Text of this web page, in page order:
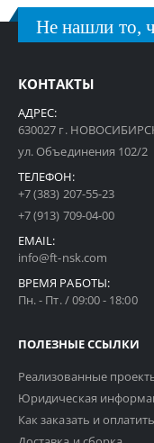
Не нашли то,
КОНТАКТЫ
АДРЕС:
630027 г.
ул. Объединения 102/2
ТЕЛЕФОН:
+7 (383) 207-55-23
+7 (913) 709-04-00
EMAIL:
info@ft-nsk.com
ВРЕМЯ РАБОТЫ:
Пн. - Пт. / 09:00 - 18:00
ПОЛЕЗНЫЕ ССЫЛКИ
Реализованные
Юридическая
Как заказать и оплатить